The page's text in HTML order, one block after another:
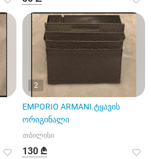
2
EMPORIO ARMANI.ტყავის
ორიგინალი
თბილისი
130 ₾